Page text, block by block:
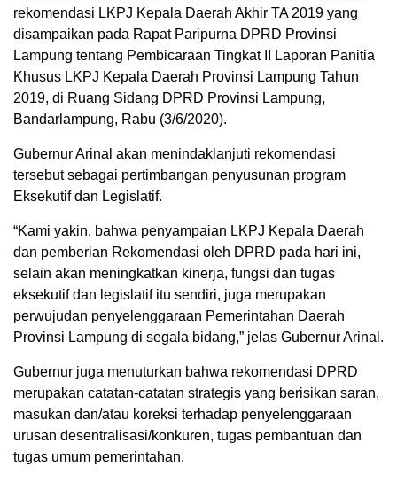
rekomendasi LKPJ Kepala Daerah Akhir TA 2019 yang
disampaikan pada Rapat Paripurna DPRD Provinsi
Lampung tentang Pembicaraan Tingkat II Laporan Panitia
Khusus LKPJ Kepala Daerah Provinsi Lampung Tahun
2019, di Ruang Sidang DPRD Provinsi Lampung,
Bandarlampung, Rabu (3/6/2020).
Gubernur Arinal akan menindaklanjuti rekomendasi
tersebut sebagai pertimbangan penyusunan program
Eksekutif dan Legislatif.
“Kami yakin, bahwa penyampaian LKPJ Kepala Daerah
dan pemberian Rekomendasi oleh DPRD pada hari ini,
selain akan meningkatkan kinerja, fungsi dan tugas
eksekutif dan legislatif itu sendiri, juga merupakan
perwujudan penyelenggaraan Pemerintahan Daerah
Provinsi Lampung di segala bidang,” jelas Gubernur Arinal.
Gubernur juga menuturkan bahwa rekomendasi DPRD
merupakan catatan-catatan strategis yang berisikan saran,
masukan dan/atau koreksi terhadap penyelenggaraan
urusan desentralisasi/konkuren, tugas pembantuan dan
tugas umum pemerintahan.